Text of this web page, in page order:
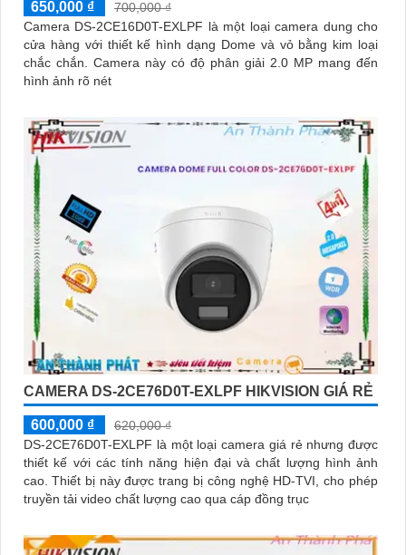
650,000 ₫
700,000 ₫
Camera DS-2CE16D0T-EXLPF là một loại camera dung cho
cửa hàng với thiết kế hình dạng Dome và vỏ bằng kim loại
chắc chắn. Camera này có độ phân giải 2.0 MP mang đến
hình ảnh rõ nét
CAMERA DS-2CE76D0T-EXLPF HIKVISION GIÁ RẺ
600,000 ₫
620,000 ₫
DS-2CE76D0T-EXLPF là một loại camera giá rẻ nhưng được
thiết kế với các tính năng hiện đại và chất lượng hình ảnh
cao. Thiết bị này được trang bị công nghệ HD-TVI, cho phép
truyền tải video chất lượng cao qua cáp đồng trục